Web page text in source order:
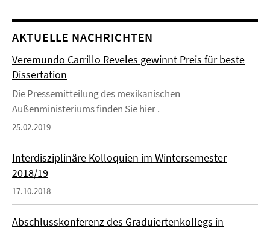
AKTUELLE NACHRICHTEN
Veremundo Carrillo Reveles gewinnt Preis für beste
Dissertation
Die Pressemitteilung des mexikanischen
Außenministeriums finden Sie hier .
25.02.2019
Interdisziplinäre Kolloquien im Wintersemester
2018/19
17.10.2018
Abschlusskonferenz des Graduiertenkollegs in